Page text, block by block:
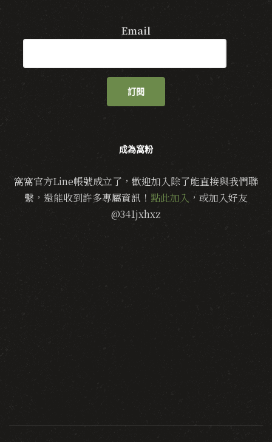
Email
訂閱
成為窩粉
窩窩官方Line帳號成立了，歡迎加入除了能直接與我們聯
繫，還能收到許多專屬資訊！ 點此加入 ，或加入好友
@341jxhxz